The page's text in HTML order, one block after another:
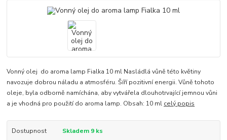
Vonný olej do aroma lamp Fialka 10 ml Nasládlá vůně této květiny
navozuje dobrou náladu a atmosféru. Šíří pozitivní energii. Vůně tohoto
oleje, byla odborně namíchána, aby vytvářela dlouhotrvající jemnou vůni
a je vhodná pro použití do aroma lamp. Obsah: 10 ml celý popis
Dostupnost
Skladem 9 ks